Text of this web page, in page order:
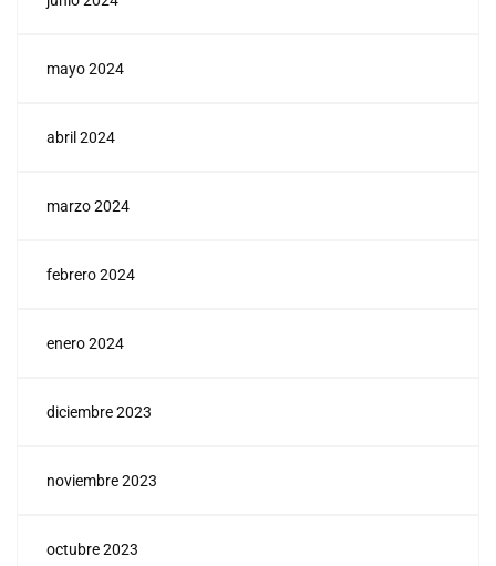
mayo 2024
abril 2024
marzo 2024
febrero 2024
enero 2024
diciembre 2023
noviembre 2023
octubre 2023